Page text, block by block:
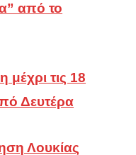
από το
τις 18
Δευτέρα
Λουκίας